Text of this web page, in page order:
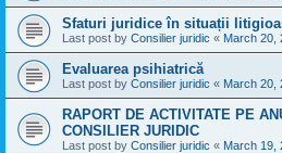
Sfaturi juridice în situații
Last post by Consilier juridic « March 20,
Evaluarea psihiatrică
Last post by Consilier juridic « March 20,
RAPORT DE ACTIVITATE PE
CONSILIER JURIDIC
Last post by Consilier juridic « March 19,